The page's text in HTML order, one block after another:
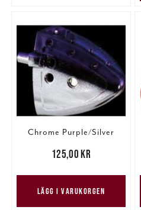
Chrome Purple/Silver
125,00 kr
125,00 kr
LÄGG I VARUKORGEN